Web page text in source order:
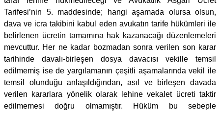
Tarifesi’nin 5. maddesinde; hangi aşamada olursa olsun,
dava ve icra takibini kabul eden avukatın tarife hükümleri ile
belirlenen ücretin tamamına hak kazanacağı düzenlemeleri
mevcuttur. Her ne kadar bozmadan sonra verilen son karar
tarihinde davalı-birleşen dosya davacısı vekille temsil
edilmemiş ise de yargılamanın çeşitli aşamalarında vekil ile
temsil olunduğu anlaşıldığından, asıl ve birleşen davada
verilen kararlara yönelik olarak lehine vekalet ücreti taktir
edilmemesi doğru olmamıştır. Hüküm bu sebeple